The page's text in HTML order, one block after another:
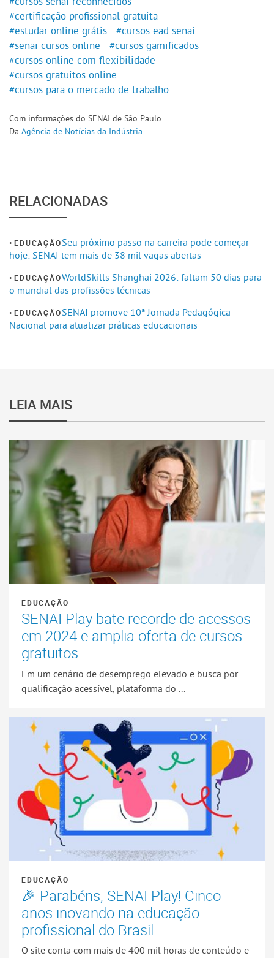
#certificação profissional gratuita
#estudar online grátis
#cursos ead senai
#senai cursos online
#cursos gamificados
#cursos online com flexibilidade
#cursos gratuitos online
#cursos para o mercado de trabalho
Com informações do SENAI de São Paulo
Da Agência de Notícias da Indústria
RELACIONADAS
EDUCAÇÃOSeu próximo passo na carreira pode começar
hoje: SENAI tem mais de 38 mil vagas abertas
EDUCAÇÃOWorldSkills Shanghai 2026: faltam 50 dias para
o mundial das profissões técnicas
EDUCAÇÃOSENAI promove 10ª Jornada Pedagógica
Nacional para atualizar práticas educacionais
LEIA MAIS
EDUCAÇÃO
SENAI Play bate recorde de acessos
em 2024 e amplia oferta de cursos
gratuitos
Em um cenário de desemprego elevado e busca por
qualificação acessível, plataforma do ...
EDUCAÇÃO
🎉 Parabéns, SENAI Play! Cinco
anos inovando na educação
profissional do Brasil
O site conta com mais de 400 mil horas de conteúdo e